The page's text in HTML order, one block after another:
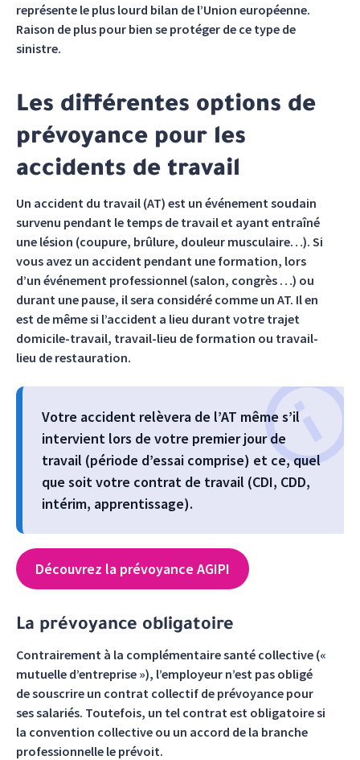
représente le plus lourd bilan de l’Union européenne.
Raison de plus pour bien se protéger de ce type de
sinistre.
Les différentes options de
prévoyance pour les
accidents de travail
Un accident du travail (AT) est un événement soudain
survenu pendant le temps de travail et ayant entraîné
une lésion (coupure, brûlure, douleur musculaire…). Si
vous avez un accident pendant une formation, lors
d’un événement professionnel (salon, congrès …) ou
durant une pause, il sera considéré comme un AT. Il en
est de même si l’accident a lieu durant votre trajet
domicile-travail, travail-lieu de formation ou travail-
lieu de restauration.
Votre accident relèvera de l’AT même s’il
intervient lors de votre premier jour de
travail (période d’essai comprise) et ce, quel
que soit votre contrat de travail (CDI, CDD,
intérim, apprentissage).
Découvrez la prévoyance AGIPI
La prévoyance obligatoire
Contrairement à la complémentaire santé collective («
mutuelle d’entreprise »), l’employeur n’est pas obligé
de souscrire un contrat collectif de prévoyance pour
ses salariés. Toutefois, un tel contrat est obligatoire si
la convention collective ou un accord de la branche
professionnelle le prévoit.